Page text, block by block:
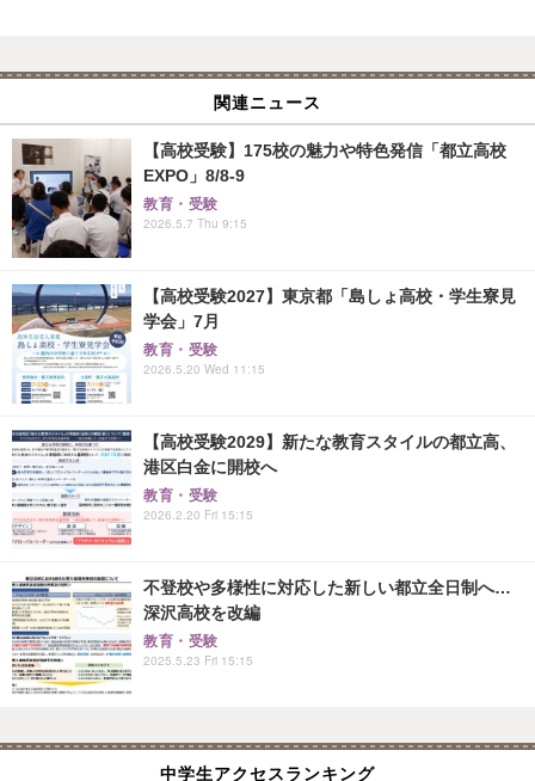
関連ニュース
【高校受験】175校の魅力や特色発信「都立高校
EXPO」8/8-9
教育・受験
2026.5.7 Thu 9:15
【高校受験2027】東京都「島しょ高校・学生寮見
学会」7月
教育・受験
2026.5.20 Wed 11:15
【高校受験2029】新たな教育スタイルの都立高、
港区白金に開校へ
教育・受験
2026.2.20 Fri 15:15
不登校や多様性に対応した新しい都立全日制へ…
深沢高校を改編
教育・受験
2025.5.23 Fri 15:15
中学生アクセスランキング